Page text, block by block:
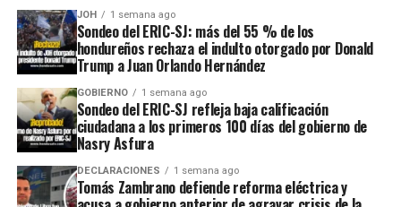
JOH 1 semana ago
Sondeo del ERIC-SJ: más del 55 % de los
hondureños rechaza el indulto otorgado por Donald
Trump a Juan Orlando Hernández
GOBIERNO 1 semana ago
Sondeo del ERIC-SJ refleja baja calificación
ciudadana a los primeros 100 días del gobierno de
Nasry Asfura
DECLARACIONES 1 semana ago
Tomás Zambrano defiende reforma eléctrica y